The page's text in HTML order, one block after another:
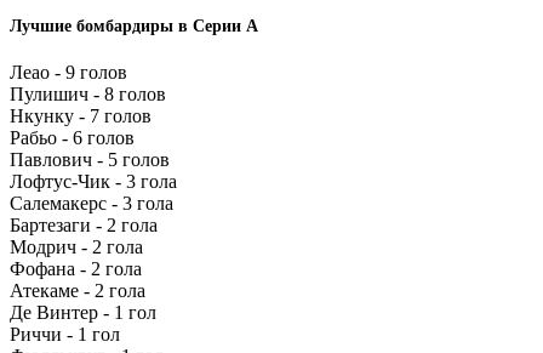
Лучшие бомбардиры в Серии А
Леао - 9 голов
Пулишич - 8 голов
Нкунку - 7 голов
Рабьо - 6 голов
Павлович - 5 голов
Лофтус-Чик - 3 гола
Салемакерс - 3 гола
Бартезаги - 2 гола
Модрич - 2 гола
Фофана - 2 гола
Атекаме - 2 гола
Де Винтер - 1 гол
Риччи - 1 гол